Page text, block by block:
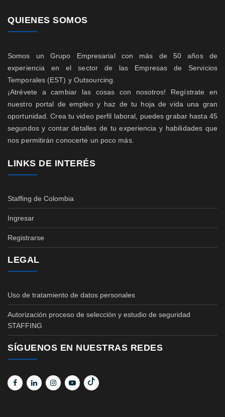
QUIENES SOMOS
Somos un Grupo Empresarial con más de 50 años de
experiencia en el sector de las Empresas de Servicios
Temporales (EST) y Outsourcing.
¡Atrévete a cambiar las cosas con nosotros! Regístrate en
nuestro portal de empleo y haz de tu hoja de vida una gran
oportunidad. Crea tu video perfil laboral, puedes grabar hasta 45
segundos y contar detalles de tu experiencia y habilidades que
nos permitirán conocerte un poco más.
LINKS DE INTERÉS
Staffing de Colombia
Ingresar
Registrarse
LEGAL
Uso de tratamiento de datos personales
Autorización proceso de selección y estudio de seguridad
STAFFING
SÍGUENOS EN NUESTRAS REDES